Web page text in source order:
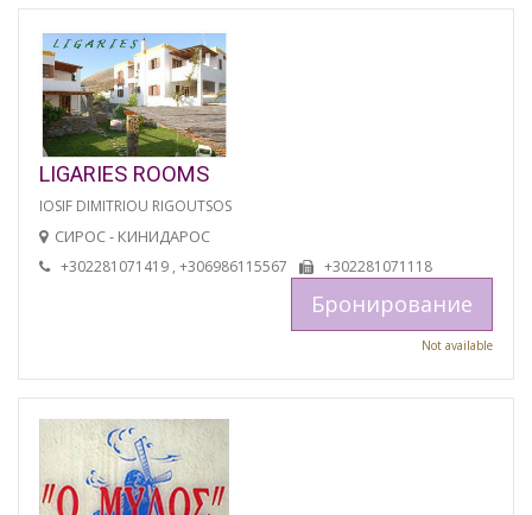
LIGARIES ROOMS
IOSIF DIMITRIOU RIGOUTSOS
СИРОС - КИНИДАРОС
+302281071419 , +306986115567 +302281071118
Бронирование
Not available